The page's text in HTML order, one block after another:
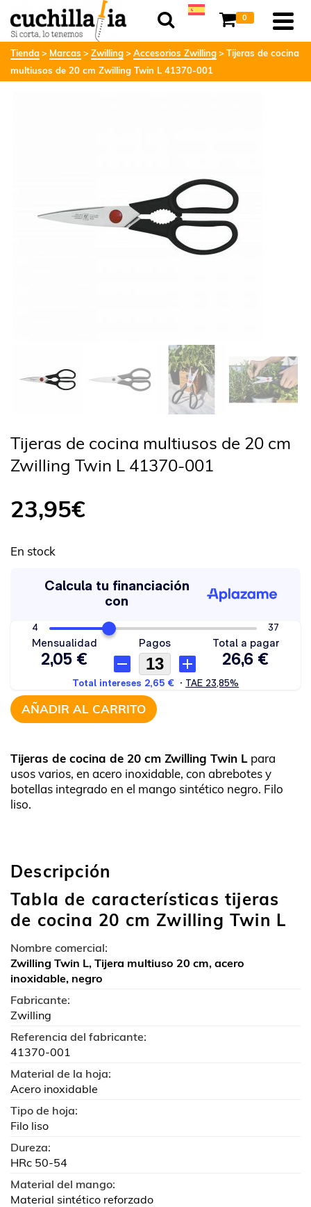
0
Tienda Marcas Zwilling Accesorios Zwilling
Tijeras de cocina
multiusos de 20 cm Zwilling Twin L 41370-001
Tijeras de cocina multiusos de 20 cm
Zwilling Twin L 41370-001
23,95€
En stock
AÑADIR AL CARRITO
Tijeras de cocina de 20 cm Zwilling Twin L para
usos varios, en acero inoxidable, con abrebotes y
botellas integrado en el mango sintético negro. Filo
liso.
Descripción
Tabla de características tijeras
de cocina 20 cm Zwilling Twin L
Nombre comercial:
Zwilling Twin L, Tijera multiuso 20 cm, acero
inoxidable, negro
Fabricante:
Zwilling
Referencia del fabricante:
41370-001
Material de la hoja:
Acero inoxidable
Tipo de hoja:
Filo liso
Dureza:
HRc 50-54
Material del mango:
Material sintético reforzado